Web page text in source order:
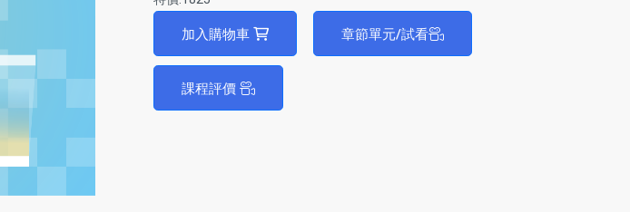
加入購物車 章節單元/試看
課程評價